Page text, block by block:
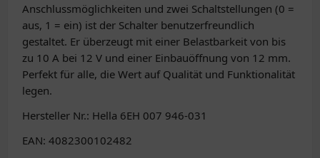
Anschlussmöglichkeiten und zwei Schaltstellungen (0 =
aus, 1 = ein) ist der Schalter benutzerfreundlich
gestaltet. Er überzeugt mit einer Belastbarkeit von bis
zu 10 A bei 12 V und einer Einbauöffnung von 12 mm.
Perfekt für alle, die Wert auf Qualität und Funktionalität
legen.
Hersteller Nr.: Hella 6EH 007 946-031
EAN: 4082300102482